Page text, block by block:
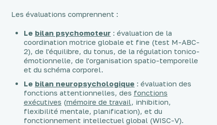
Les évaluations comprennent :
Le bilan psychomoteur : évaluation de la
coordination motrice globale et fine (test M-ABC-
2), de l'équilibre, du tonus, de la régulation tonico-
émotionnelle, de l'organisation spatio-temporelle
et du schéma corporel.
Le bilan neuropsychologique : évaluation des
fonctions attentionnelles, des fonctions
exécutives (mémoire de travail
, inhibition,
flexibilité mentale, planification), et du
fonctionnement intellectuel global (WISC-V).